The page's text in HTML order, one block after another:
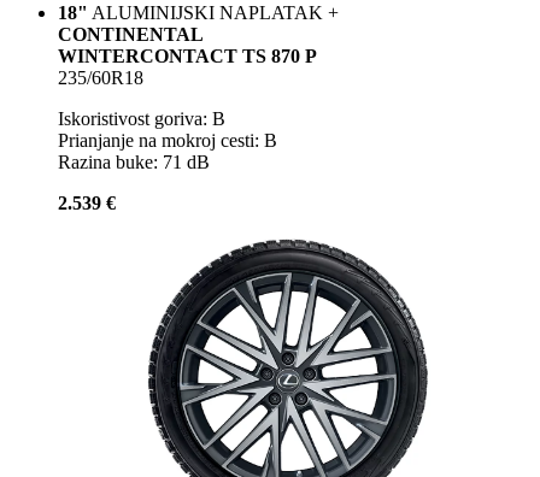
18" ALUMINIJSKI NAPLATAK +
CONTINENTAL
WINTERCONTACT TS 870 P
235/60R18
Iskoristivost goriva: B
Prianjanje na mokroj cesti: B
Razina buke: 71 dB
2.539 €